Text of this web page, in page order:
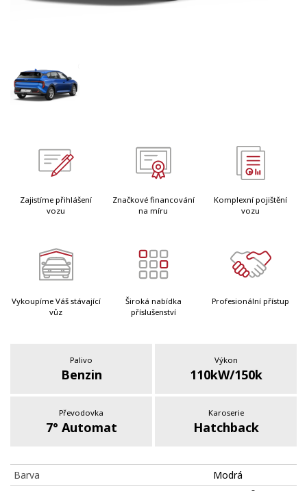
Zajistíme přihlášení
vozu
Značkové financování
na míru
Komplexní pojištění
vozu
Vykoupíme Váš stávající
vůz
Široká nabídka
příslušenství
Profesionální přístup
Palivo
Benzin
Výkon
110kW/150k
Převodovka
7° Automat
Karoserie
Hatchback
Barva
Modrá